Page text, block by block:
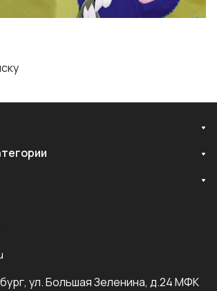
ул. Большая Зеленина, д.24 МФК